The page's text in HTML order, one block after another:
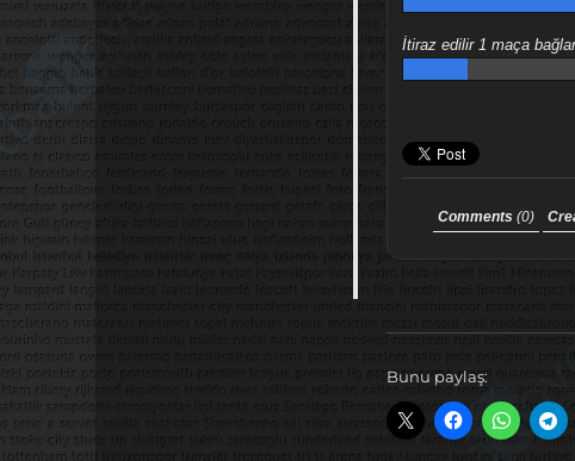
İtiraz edilir 1 maça
Comments(0)
Bunu paylaş: